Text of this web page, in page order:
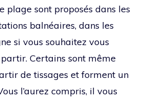
plage sont proposés dans les
balnéaires, dans les
si vous souhaitez vous
Certains sont même
de tissages et forment un
l’aurez compris, il vous